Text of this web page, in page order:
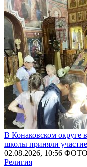
В Конаковском округе
школы приняли
02.08.2026, 10:56 ФОТО
Религия